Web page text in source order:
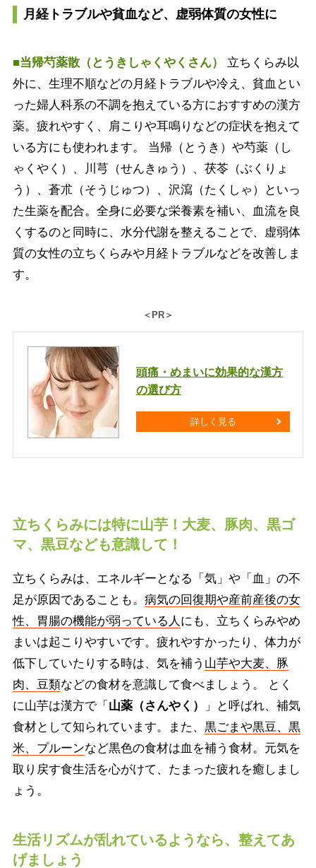
月経トラブルや貧血など、虚弱体質の女性に
■当帰芍薬散（とうきしゃくやくさん）
立ちくらみ以
外に、生理不順などの月経トラブルや冷え、貧血とい
った婦人科系の不調を抱えている方におすすめの漢方
薬。疲れやすく、肩こりや耳鳴りなどの症状を抱えて
いる方にも使われます。 当帰（とうき）や芍薬（し
ゃくやく）、川芎（せんきゅう）、茯苓（ぶくりょ
う）、蒼朮（そうじゅつ）、沢瀉（たくしゃ）といっ
た生薬を配合。全身に必要な栄養素を補い、血流を良
くするのと同時に、水分代謝を整えることで、虚弱体
質の女性の立ちくらみや月経トラブルなどを改善しま
す。
＜PR＞
頭痛・めまいに効果的な漢方
の選び方
詳しく見る
立ちくらみには特に山芋！大麦、豚肉、黒ゴ
マ、黒豆なども意識して！
立ちくらみは、エネルギーとなる「気」や「血」の不
足が原因であることも。 病気の回復期や産前産後の女
性、胃腸の機能が弱っている人 にも、立ちくらみやめ
まいは起こりやすいです。疲れやすかったり、体力が
低下していたりする時は、気を補う 山芋や大麦、豚
肉、豆類などの食材を意識して食べましょう。 とく
に山芋は漢方で「 山薬（さんやく）
」と呼ばれ、補気
食材として知られています。また、 黒ごまや黒豆、黒
米、プルーンなど黒色の食材は血を補う食材。元気を
取り戻す食生活を心がけて、たまった疲れを癒しまし
ょう。
生活リズムが乱れているようなら、整えてあ
げましょう